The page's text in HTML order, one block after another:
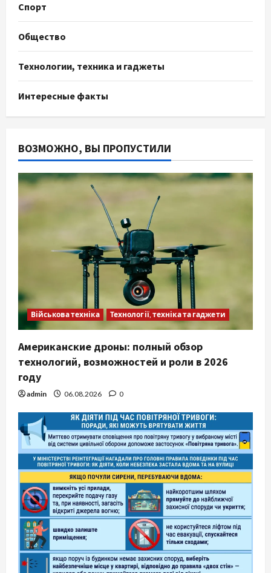
Спорт
Общество
Технологии, техника и гаджеты
Интересные факты
ВОЗМОЖНО, ВЫ ПРОПУСТИЛИ
Військова техніка Технології, техніка та гаджети
Американские дроны: полный обзор
технологий, возможностей и роли в 2026
году
admin 06.08.2026 0